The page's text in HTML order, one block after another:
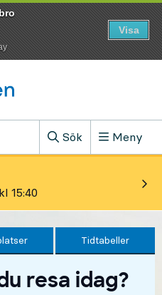
Sök
, Visa sökfältet
Meny
15:40
Tidtabeller
resa idag?
Visa